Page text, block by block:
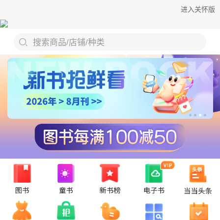
进入关怀版
搜索商品/店铺/种类